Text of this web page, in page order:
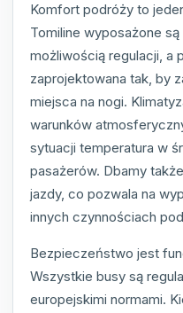
Komfort podróży to
Tomiline wyposażone
możliwością regulacji, a
zaprojektowana tak, by
miejsca na nogi.
warunków
sytuacji temperatura w
pasażerów. Dbamy
jazdy, co pozwala na
innych czynnościach
Bezpieczeństwo jest
Wszystkie busy są
europejskimi normami.